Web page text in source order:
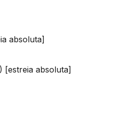
absoluta]
[estreia absoluta]